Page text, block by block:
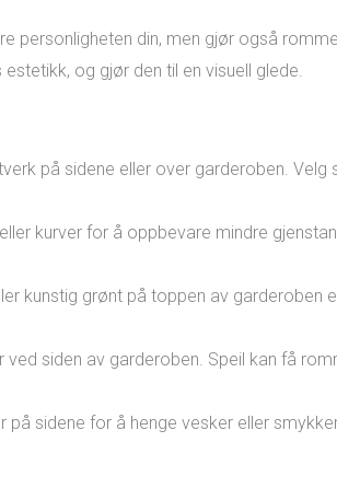
personligheten din, men gjør også
og gjør den til en visuell glede.
på sidene eller over garderoben.
kurver for å oppbevare mindre
kunstig grønt på toppen av garderoben
ved siden av garderoben. Speil kan få
på sidene for å henge vesker eller